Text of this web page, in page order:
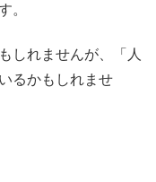
。
しれませんが、「人
るかもしれませ